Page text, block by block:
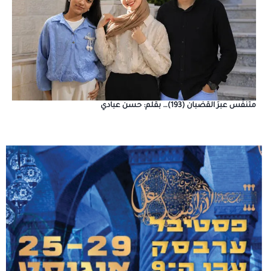
متنفَّس عبرَ القضبان (193)… بقلم: حسن عبادي